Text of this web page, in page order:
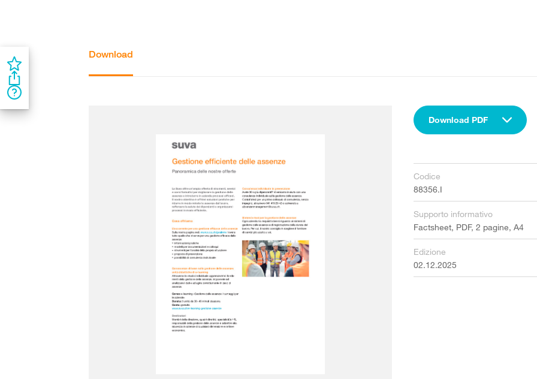
Download
Download PDF
Codice
88356.I
Supporto informativo
Factsheet, PDF, 2 pagine, A4
Edizione
02.12.2025